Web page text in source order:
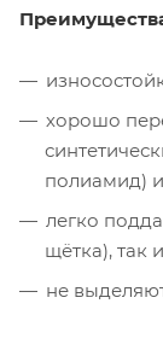
хорошо
полиамид)
легко
щётка), так
не